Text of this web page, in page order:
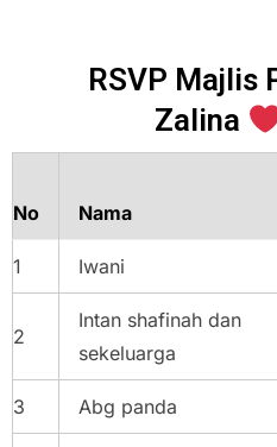
RSVP Majlis
Zalina
No Nama
1 Iwani
2
Intan shafinah dan
sekeluarga
3 Abg panda